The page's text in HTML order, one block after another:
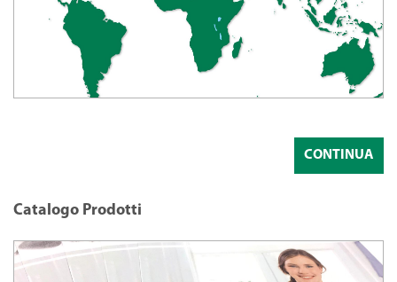
CONTINUA
Catalogo Prodotti